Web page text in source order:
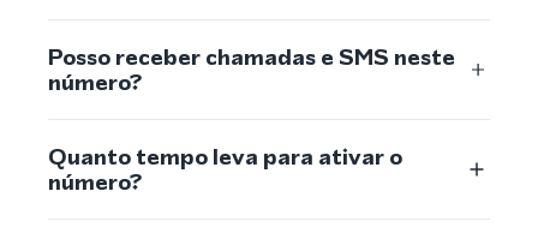
Posso receber chamadas e SMS neste
número?
Quanto tempo leva para ativar o
número?